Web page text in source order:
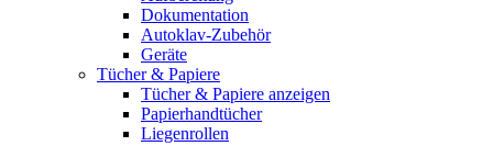
Dokumentation
Autoklav-Zubehör
Geräte
Tücher & Papiere
Tücher & Papiere anzeigen
Papierhandtücher
Liegenrollen